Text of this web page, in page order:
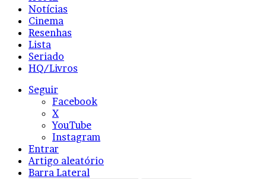
Notícias
Cinema
Resenhas
Lista
Seriado
HQ/Livros
Seguir
Facebook
X
YouTube
Instagram
Entrar
Artigo aleatório
Barra Lateral